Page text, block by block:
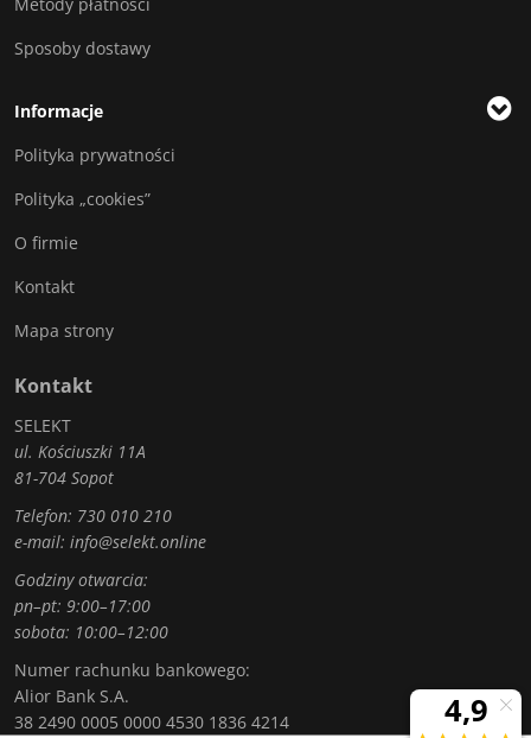
Sposoby dostawy
Informacje
Polityka prywatności
Polityka „cookies”
O firmie
Kontakt
Mapa strony
Kontakt
SELEKT
ul. Kościuszki 11A
81-704 Sopot
Telefon: 730 010 210
e-mail: info@selekt.online
Godziny otwarcia:
pn–pt: 9:00–17:00
sobota: 10:00–12:00
Numer rachunku bankowego:
Alior Bank S.A.
38 2490 0005 0000 4530 1836 4214